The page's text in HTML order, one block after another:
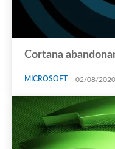
Cortana
MICROSOFT 02/08/2020